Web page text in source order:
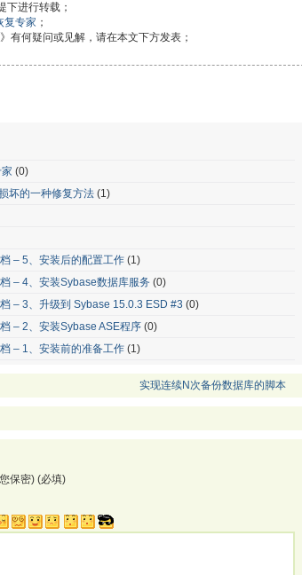
下进行转载；
复专家 ；
》有何疑问或见解，请在本文下方发表；
(0)
坏的一种修复方法 (1)
– 5、安装后的配置工作 (1)
– 4、安装Sybase数据库服务 (0)
– 3、升级到 Sybase 15.0.3 ESD #3 (0)
– 2、安装Sybase ASE程序 (0)
– 1、安装前的准备工作 (1)
实现连续N次备份数据库的脚本
保密) (必填)